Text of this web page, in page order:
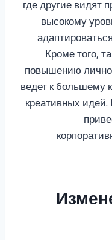
где другие видят
высокому
Кроме того,
повышению
ведет к большему
креативных